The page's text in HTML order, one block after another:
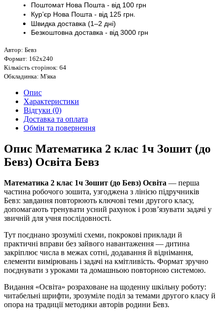
ПоштоматНова Пошта - від 100 грн
Кур’єр Нова Пошта - від 125 грн.
Швидка доставка (1–2 дні)
Безкоштовна доставка - від 3000 грн
Автор: Бевз
Формат: 162х240
Кількість сторінок: 64
Обкладинка: М'яка
Опис
Характеристики
Відгуки (0)
Доставка та оплата
Обмін та повернення
Опис Математика 2 клас 1ч Зошит (до
Бевз) Освіта Бевз
Математика 2 клас 1ч Зошит (до Бевз) Освіта — перша
частина робочого зошита, узгоджена з лінією підручників
Бевз: завдання повторюють ключові теми другого класу,
допомагають тренувати усний рахунок і розв’язувати задачі у
звичній для учня послідовності.
Тут поєднано зрозумілі схеми, покрокові приклади й
практичні вправи без зайвого навантаження — дитина
закріплює числа в межах сотні, додавання й віднімання,
елементи вимірювань і задачі на кмітливість. Формат зручно
поєднувати з уроками та домашньою повторною системою.
Видання «Освіта» розраховане на щоденну шкільну роботу:
читабельні шрифти, зрозуміле поділ за темами другого класу й
опора на традиції методики авторів родини Бевз.